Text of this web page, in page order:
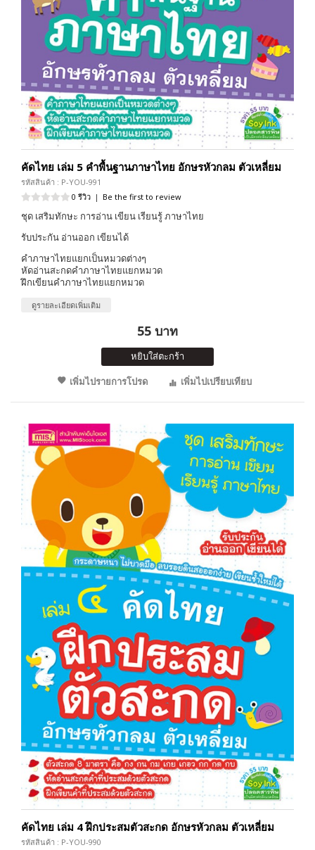
คัดไทย เล่ม 5 คำพื้นฐานภาษาไทย อักษรหัวกลม ตัวเหลี่ยม
รหัสสินค้า : P-YOU-991
0 รีวิว | Be the first to review
ชุด เสริมทักษะ การอ่าน เขียน เรียนรู้ ภาษาไทย
รับประกัน อ่านออก เขียนได้
คำภาษาไทยแยกเป็นหมวดต่างๆ
หัดอ่านสะกดคำภาษาไทยแยกหมวด
ฝึกเขียนคำภาษาไทยแยกหมวด
ดูรายละเอียดเพิ่มเติม
55 บาท
หยิบใส่ตะกร้า
เพิ่มไปรายการโปรด
เพิ่มไปเปรียบเทียบ
คัดไทย เล่ม 4 ฝึกประสมตัวสะกด อักษรหัวกลม ตัวเหลี่ยม
รหัสสินค้า : P-YOU-990